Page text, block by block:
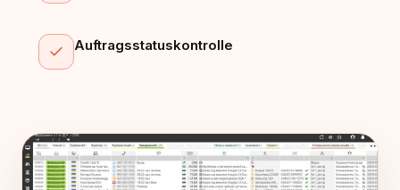
Auftragsstatuskontrolle